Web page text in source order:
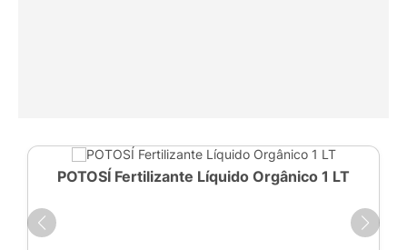
POTOSÍ Fertilizante Líquido Orgânico 1 LT